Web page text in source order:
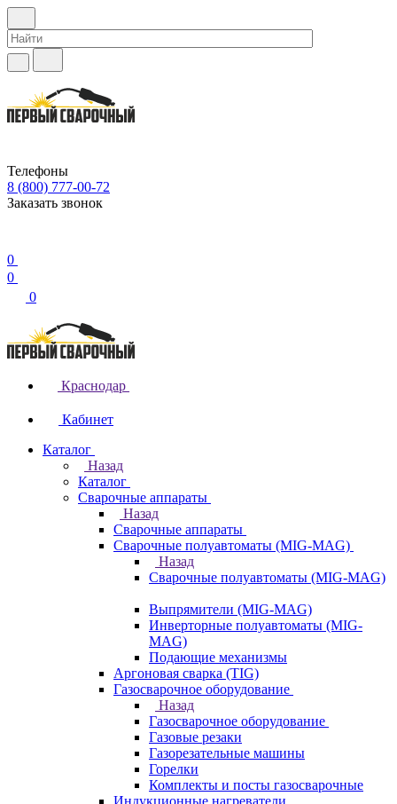
Телефоны
8 (800) 777-00-72
Заказать звонок
0
0
0
Краснодар
Кабинет
Каталог
Назад
Каталог
Сварочные аппараты
Назад
Сварочные аппараты
Сварочные полуавтоматы (MIG-MAG)
Назад
Сварочные полуавтоматы (MIG-MAG)
Выпрямители (MIG-MAG)
Инверторные полуавтоматы (MIG-
MAG)
Подающие механизмы
Аргоновая сварка (TIG)
Газосварочное оборудование
Назад
Газосварочное оборудование
Газовые резаки
Газорезательные машины
Горелки
Комплекты и посты газосварочные
Индукционные нагреватели